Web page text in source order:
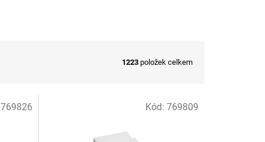
1223 položek celkem
769826 Kód: 769809